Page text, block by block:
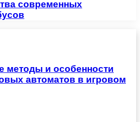
современных
методы и особенности
автоматов в игровом